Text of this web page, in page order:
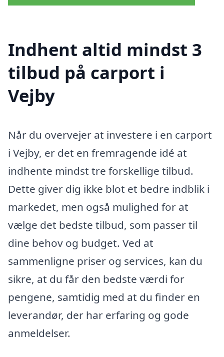
Indhent altid mindst 3
tilbud på carport i
Vejby
Når du overvejer at investere i en carport
i Vejby, er det en fremragende idé at
indhente mindst tre forskellige tilbud.
Dette giver dig ikke blot et bedre indblik i
markedet, men også mulighed for at
vælge det bedste tilbud, som passer til
dine behov og budget. Ved at
sammenligne priser og services, kan du
sikre, at du får den bedste værdi for
pengene, samtidig med at du finder en
leverandør, der har erfaring og gode
anmeldelser.